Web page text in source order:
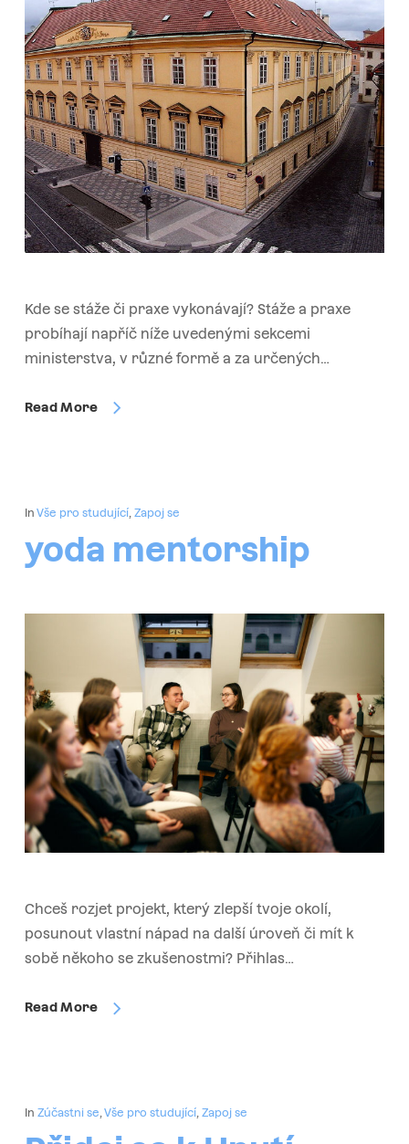
Kde se stáže či praxe vykonávají? Stáže a praxe
probíhají napříč níže uvedenými sekcemi
ministerstva, v různé formě a za určených…
Read More
In Vše pro studující, Zapoj se
yoda mentorship
Chceš rozjet projekt, který zlepší tvoje okolí,
posunout vlastní nápad na další úroveň či mít k
sobě někoho se zkušenostmi? Přihlas…
Read More
In Zúčastni se,Vše pro studující, Zapoj se